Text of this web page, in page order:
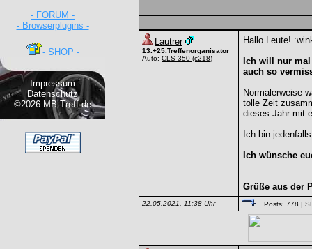
- FORUM -
- Browserplugins -
- SHOP -
Impressum
Datenschutz
©2026 MB-Treff.de
Lautrer
13.+25.Treffenorganisator
Auto: CLS 350 (c218)
Hallo Leute!
Ich will nur
auch so
Normalerweise
tolle Zeit
dieses Jahr mit
Ich bin
Ich wünsche
Grüße aus der
22.05.2021, 11:38 Uhr Posts: 778 |